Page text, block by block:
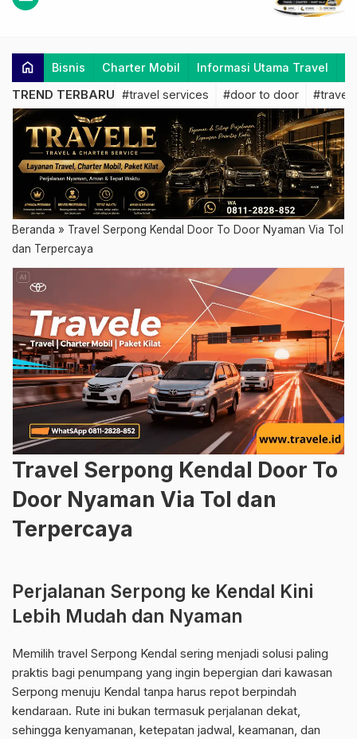
home Bisnis Charter Mobil Informasi Utama Travel
TREND TERBARU #travel services #door to door #travel
Beranda » Travel Serpong Kendal Door To Door Nyaman Via Tol
dan Terpercaya
Travel Serpong Kendal Door To
Door Nyaman Via Tol dan
Terpercaya
Perjalanan Serpong ke Kendal Kini
Lebih Mudah dan Nyaman
Memilih travel Serpong Kendal sering menjadi solusi paling
praktis bagi penumpang yang ingin bepergian dari kawasan
Serpong menuju Kendal tanpa harus repot berpindah
kendaraan. Rute ini bukan termasuk perjalanan dekat,
sehingga kenyamanan, ketepatan jadwal, keamanan, dan